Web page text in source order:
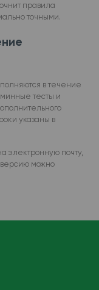
правила
точными.
в течение
тесты и
указаны в
электронную почту,
можно